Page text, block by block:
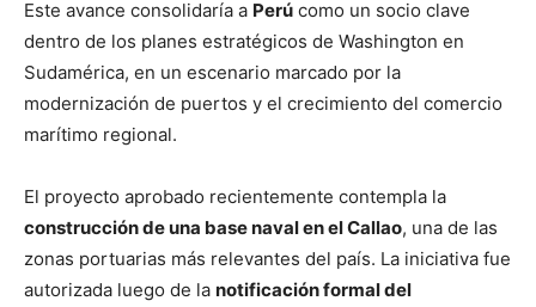
Este avance consolidaría a Perú como un socio clave
dentro de los planes estratégicos de Washington en
Sudamérica, en un escenario marcado por la
modernización de puertos y el crecimiento del comercio
marítimo regional.
El proyecto aprobado recientemente contempla la
construcción de una base naval en el Callao, una de las
zonas portuarias más relevantes del país. La iniciativa fue
autorizada luego de la notificación formal del